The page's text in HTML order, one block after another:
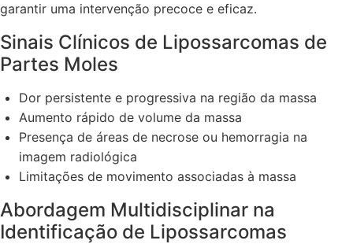
garantir uma intervenção precoce e eficaz.
Sinais Clínicos de Lipossarcomas de
Partes Moles
Dor persistente e progressiva na região da massa
Aumento rápido de volume da massa
Presença de áreas de necrose ou hemorragia na
imagem radiológica
Limitações de movimento associadas à massa
Abordagem Multidisciplinar na
Identificação de Lipossarcomas